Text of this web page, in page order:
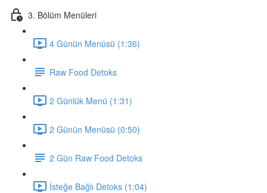
3. Bölüm Menüleri
4 Günün Menüsü (1:36)
Raw Food Detoks
2 Günlük Menü (1:31)
2 Günün Menüsü (0:50)
2 Gün Raw Food Detoks
İsteğe Bağlı Detoks (1:04)